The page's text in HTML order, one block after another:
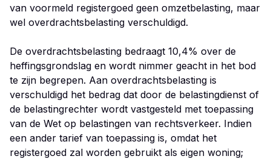
van voormeld registergoed geen omzetbelasting, maar
wel overdrachtsbelasting verschuldigd.
De overdrachtsbelasting bedraagt 10,4% over de
heffingsgrondslag en wordt nimmer geacht in het bod
te zijn begrepen. Aan overdrachtsbelasting is
verschuldigd het bedrag dat door de belastingdienst of
de belastingrechter wordt vastgesteld met toepassing
van de Wet op belastingen van rechtsverkeer. Indien
een ander tarief van toepassing is, omdat het
registergoed zal worden gebruikt als eigen woning;